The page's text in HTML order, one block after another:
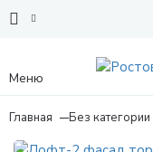
Меню
Главная Без категории